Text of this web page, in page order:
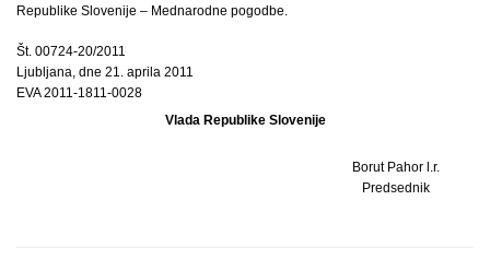
Republike Slovenije – Mednarodne pogodbe.
Št. 00724-20/2011
Ljubljana, dne 21. aprila 2011
EVA 2011-1811-0028
Vlada Republike Slovenije
Borut Pahor l.r.
Predsednik